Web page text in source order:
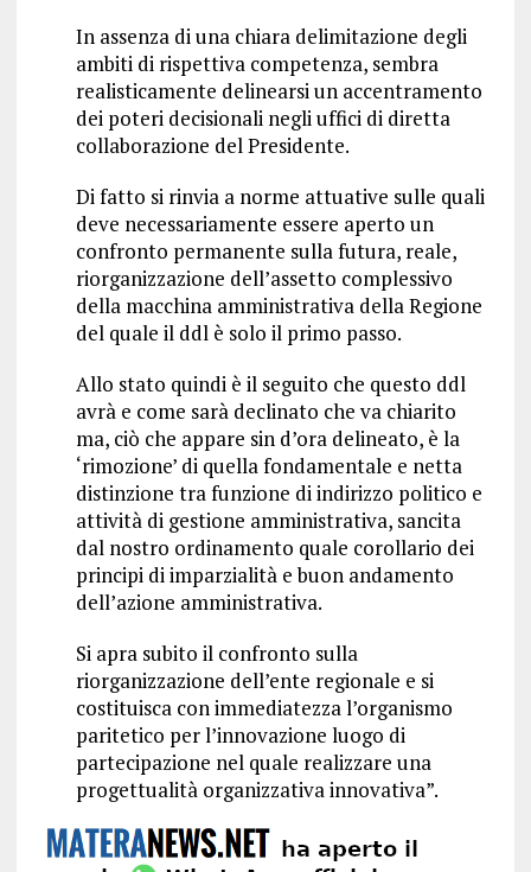
In assenza di una chiara delimitazione degli
ambiti di rispettiva competenza, sembra
realisticamente delinearsi un accentramento
dei poteri decisionali negli uffici di diretta
collaborazione del Presidente.
Di fatto si rinvia a norme attuative sulle quali
deve necessariamente essere aperto un
confronto permanente sulla futura, reale,
riorganizzazione dell’assetto complessivo
della macchina amministrativa della Regione
del quale il ddl è solo il primo passo.
Allo stato quindi è il seguito che questo ddl
avrà e come sarà declinato che va chiarito
ma, ciò che appare sin d’ora delineato, è la
‘rimozione’ di quella fondamentale e netta
distinzione tra funzione di indirizzo politico e
attività di gestione amministrativa, sancita
dal nostro ordinamento quale corollario dei
principi di imparzialità e buon andamento
dell’azione amministrativa.
Si apra subito il confronto sulla
riorganizzazione dell’ente regionale e si
costituisca con immediatezza l’organismo
paritetico per l’innovazione luogo di
partecipazione nel quale realizzare una
progettualità organizzativa innovativa”.